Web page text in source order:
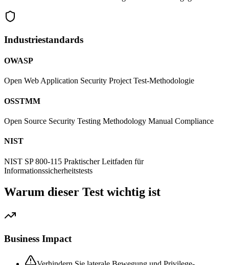
Industriestandards
OWASP
Open Web Application Security Project Test-Methodologie
OSSTMM
Open Source Security Testing Methodology Manual Compliance
NIST
NIST SP 800-115 Praktischer Leitfaden für
Informationssicherheitstests
Warum dieser Test wichtig ist
Business Impact